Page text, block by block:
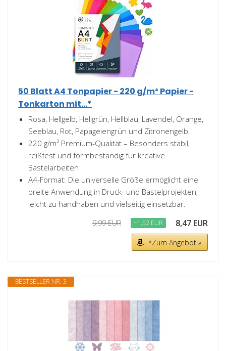
50 Blatt A4 Tonpapier - 220 g/m² Papier -
Tonkarton mit...*
Rosa, Hellgelb, Hellgrün, Hellblau, Lavendel, Orange,
Seeblau, Rot, Papageiengrün und Zitronengelb.
220 g/m² Premium-Qualität – Besonders stabil,
reißfest und formbeständig für kreative
Bastelarbeiten
A4-Format: Die universelle Größe ermöglicht eine
breite Anwendung in Druck- und Bastelprojekten,
leicht zu handhaben und vielseitig einsetzbar.
9,99 EUR −1,52 EUR 8,47 EUR
*Zum Angebot »
BESTSELLER NR. 3